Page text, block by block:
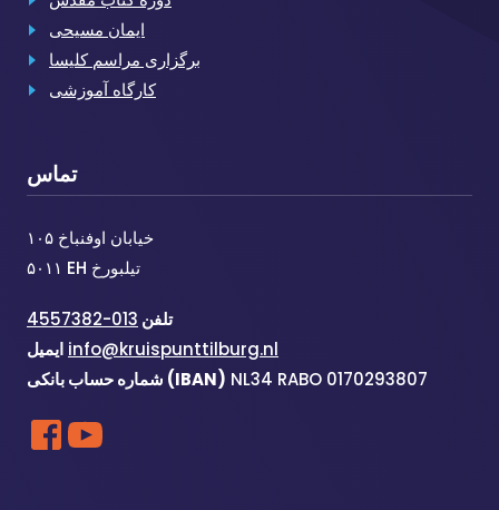
ایمان مسیحی
برگزاری مراسم کلیسا
کارگاه آموزشی
تماس
خیابان اوفنباخ ۱۰۵
۵۰۱۱ EH تیلبورخ
تلفن 013-4557382
ایمیل info@kruispunttilburg.nl
شماره حساب بانکی (IBAN) NL34 RABO 0170293807